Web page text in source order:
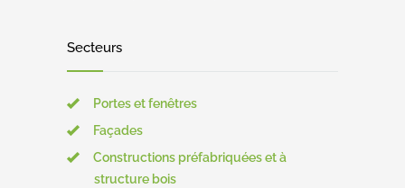
Secteurs
Portes et fenêtres
Façades
Constructions préfabriquées et à
structure bois